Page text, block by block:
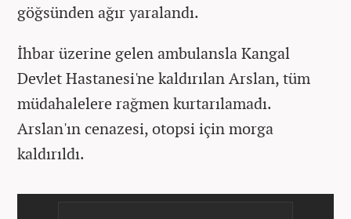
göğsünden ağır yaralandı.
İhbar üzerine gelen ambulansla Kangal
Devlet Hastanesi'ne kaldırılan Arslan, tüm
müdahalelere rağmen kurtarılamadı.
Arslan'ın cenazesi, otopsi için morga
kaldırıldı.